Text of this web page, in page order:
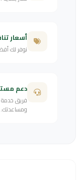
أسعار
نوفر لك
دعم
فريق خدمة
ومساعدتك.